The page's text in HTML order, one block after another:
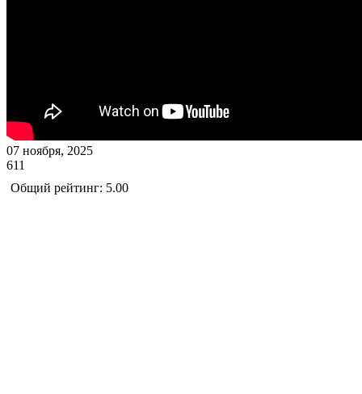
07 ноября, 2025
611
Общий рейтинг: 5.00